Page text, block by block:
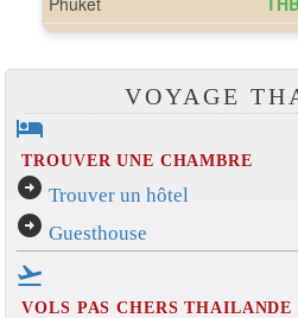
VOYAGE
hotel
TROUVER UNE CHAMBRE
arrow_circle_right Trouver un hôtel
arrow_circle_right Guesthouse
flight_takeoff
VOLS PAS CHERS THAILANDE